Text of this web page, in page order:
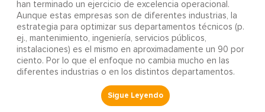
han terminado un ejercicio de excelencia operacional.
Aunque estas empresas son de diferentes industrias, la
estrategia para optimizar sus departamentos técnicos (p.
ej., mantenimiento, ingeniería, servicios públicos,
instalaciones) es el mismo en aproximadamente un 90 por
ciento. Por lo que el enfoque no cambia mucho en las
diferentes industrias o en los distintos departamentos.